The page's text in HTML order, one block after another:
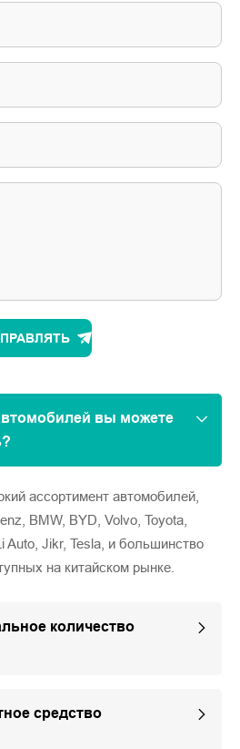
вы можете
ассортимент автомобилей,
BMW, BYD, Volvo, Toyota,
Auto, Jikr, Tesla, и большинство
на китайском рынке.
количество
средство